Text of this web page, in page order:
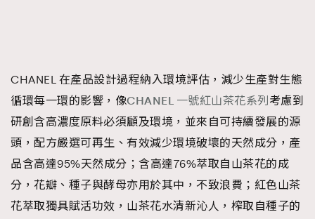
CHANEL 在產品設計過程納入環境評估，減少生產對生態
循環每一環的影響，像CHANEL 一號紅山茶花系列 考慮到
研創含高濃度原料必須顧及環境，並來自可持續發展的源
頭，配方嚴選可再生、有效減少環境破壞的天然成分，產
品含高達95%天然成分；含高達76%萃取自山茶花的成
分，花瓣、種子與酵母亦用於其中，不致浪費；紅色山茶
花萃取獨具賦活功效，山茶花水清新沁人，榨取自種子的